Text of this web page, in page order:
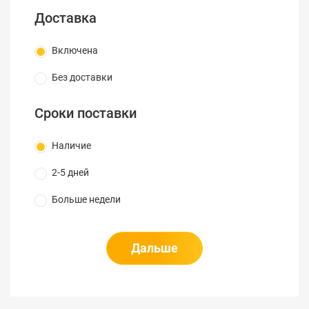
каркаса
Покрытие
элементов
Рукоятки
возврата
Есть, с храповым механизмом
Доставка
Включена
Без доставки
Сроки поставки
Наличие
2-5 дней
Больше недели
Дальше